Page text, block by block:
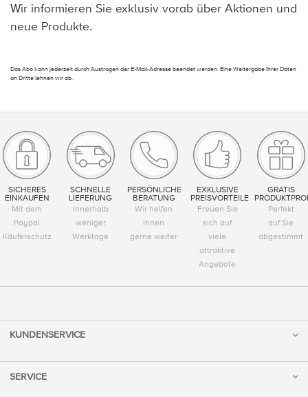
Wir informieren Sie exklusiv vorab über Aktionen und
neue Produkte.
Das Abo kann jederzeit durch Austragen der E-Mail-Adresse beendet werden. Eine Weitergabe Ihrer Daten
an Dritte lehnen wir ab.
SICHERES
EINKAUFEN
Mit dem
Paypal
Käuferschutz
SCHNELLE
LIEFERUNG
Innerhalb
weniger
Werktage
PERSÖNLICHE
BERATUNG
Wir helfen
Ihnen
gerne weiter
EXKLUSIVE
PREISVORTEILE
Freuen Sie
sich auf
viele
attraktive
Angebote
GRATIS
Perfekt
auf Sie
abgestimmt
KUNDENSERVICE
SERVICE